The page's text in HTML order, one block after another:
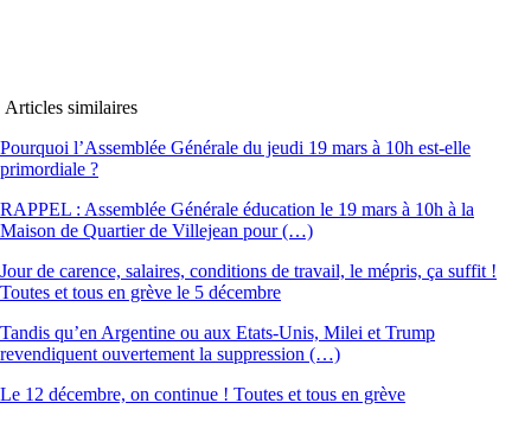
Articles similaires
Pourquoi l’Assemblée Générale du jeudi 19 mars à 10h est-elle
primordiale ?
RAPPEL : Assemblée Générale éducation le 19 mars à 10h à la
Maison de Quartier de Villejean pour (…)
Jour de carence, salaires, conditions de travail, le mépris, ça suffit !
Toutes et tous en grève le 5 décembre
Tandis qu’en Argentine ou aux Etats-Unis, Milei et Trump
revendiquent ouvertement la suppression (…)
Le 12 décembre, on continue ! Toutes et tous en grève